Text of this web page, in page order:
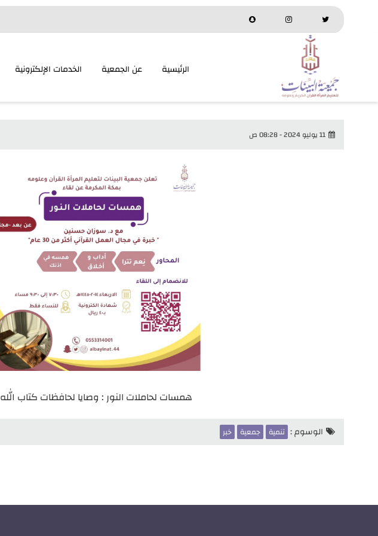
الرئيسية عن الجمعية الخدمات الإلكترونية
11 يوليو 2024 - 08:28 ص
همسات لحاملات النور : وصايا لحافظات كتاب الله
الوسوم : تنمية جمعية خبر